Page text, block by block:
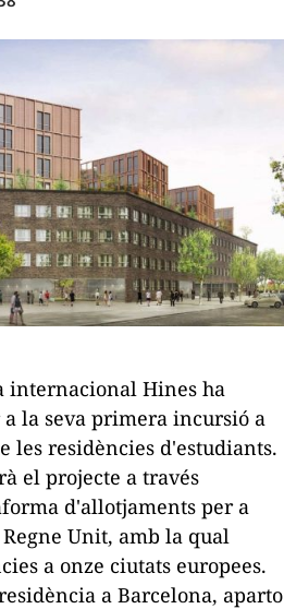
Hines ha
la seva primera incursió a
les residències d'estudiants.
el projecte a través
d'allotjaments per a
Unit, amb la qual
a onze ciutats europees.
a Barcelona, ​​aparto